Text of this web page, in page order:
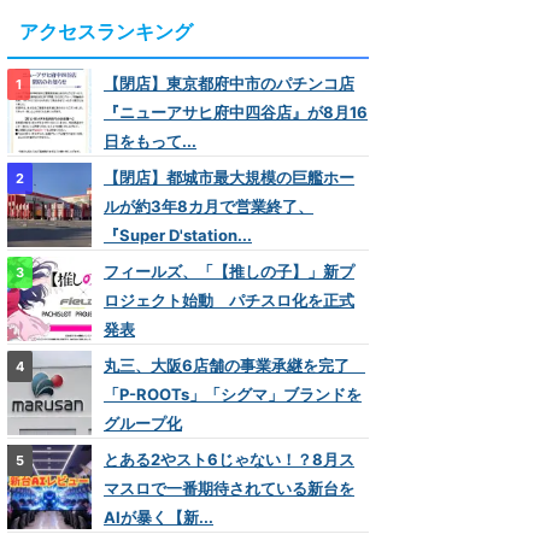
アクセスランキング
【閉店】東京都府中市のパチンコ店
『ニューアサヒ府中四谷店』が8月16
日をもって...
【閉店】都城市最大規模の巨艦ホー
ルが約3年8カ月で営業終了、
『Super D'station...
フィールズ、「【推しの子】」新プ
ロジェクト始動 パチスロ化を正式
発表
丸三、大阪6店舗の事業承継を完了
「P-ROOTs」「シグマ」ブランドを
グループ化
とある2やスト6じゃない！？8月ス
マスロで一番期待されている新台を
AIが暴く【新...